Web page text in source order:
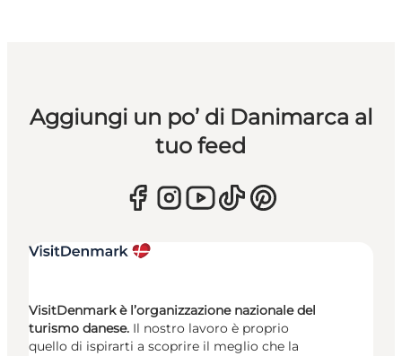
Aggiungi un po’ di Danimarca al
tuo feed
VisitDenmark è l’organizzazione nazionale del
turismo danese. Il nostro lavoro è proprio
quello di ispirarti a scoprire il meglio che la